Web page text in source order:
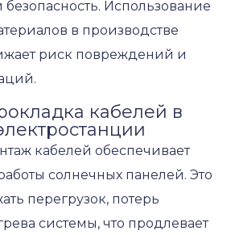
безопасность. Использование
в производстве
риск повреждений и
кабелей в
кабелей обеспечивает
солнечных панелей. Это
перегрузок, потерь
системы, что продлевает